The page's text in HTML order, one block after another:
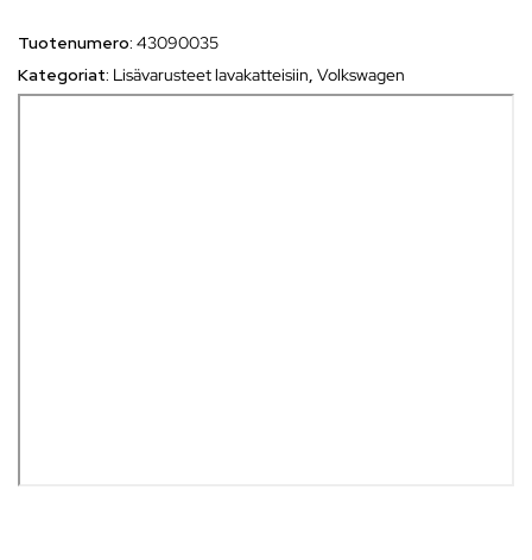
Tuotenumero: 43090035
Kategoriat: Lisävarusteet lavakatteisiin, Volkswagen